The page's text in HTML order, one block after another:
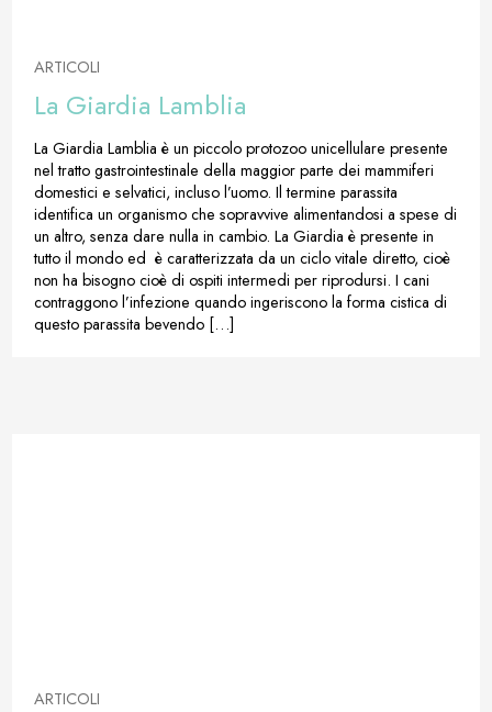
ARTICOLI
La Giardia Lamblia
La Giardia Lamblia è un piccolo protozoo unicellulare presente
nel tratto gastrointestinale della maggior parte dei mammiferi
domestici e selvatici, incluso l’uomo. Il termine parassita
identifica un organismo che sopravvive alimentandosi a spese di
un altro, senza dare nulla in cambio. La Giardia è presente in
tutto il mondo ed è caratterizzata da un ciclo vitale diretto, cioè
non ha bisogno cioè di ospiti intermedi per riprodursi. I cani
contraggono l’infezione quando ingeriscono la forma cistica di
questo parassita bevendo […]
ARTICOLI